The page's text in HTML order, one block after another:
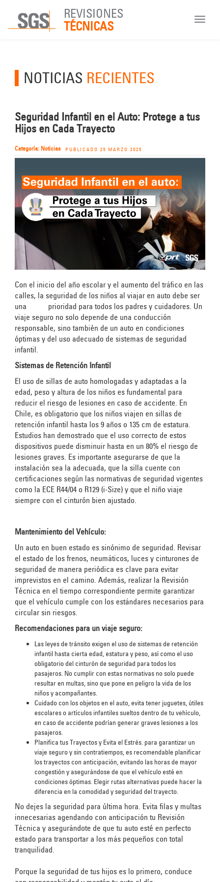
Toggle
REVISIONES
TÉCNICAS
NOTICIAS RECIENTES
Seguridad Infantil en el Auto: Protege a tus
Hijos en Cada Trayecto
Categoría: Noticias PUBLICADO 25 MARZO 2025
Con el inicio del año escolar y el aumento del tráfico en las
calles, la seguridad de los niños al viajar en auto debe ser
una prioridad para todos los padres y cuidadores. Un
viaje seguro no solo depende de una conducción
responsable, sino también de un auto en condiciones
óptimas y del uso adecuado de sistemas de seguridad
infantil.
Sistemas de Retención Infantil
El uso de sillas de auto homologadas y adaptadas a la
edad, peso y altura de los niños es fundamental para
reducir el riesgo de lesiones en caso de accidente. En
Chile, es obligatorio que los niños viajen en sillas de
retención infantil hasta los 9 años o 135 cm de estatura.
Estudios han demostrado que el uso correcto de estos
dispositivos puede disminuir hasta en un 80% el riesgo de
lesiones graves. Es importante asegurarse de que la
instalación sea la adecuada, que la silla cuente con
certificaciones según las normativas de seguridad vigentes
como la ECE R44/04 o R129 (i-Size) y que el niño viaje
siempre con el cinturón bien ajustado.
Mantenimiento del Vehículo:
Un auto en buen estado es sinónimo de seguridad. Revisar
el estado de los frenos, neumáticos, luces y cinturones de
seguridad de manera periódica es clave para evitar
imprevistos en el camino. Además, realizar la Revisión
Técnica en el tiempo correspondiente permite garantizar
que el vehículo cumple con los estándares necesarios para
circular sin riesgos.
Recomendaciones para un viaje seguro:
Las leyes de tránsito exigen el uso de sistemas de retención
infantil hasta cierta edad, estatura y peso, así como el uso
obligatorio del cinturón de seguridad para todos los
pasajeros. No cumplir con estas normativas no solo puede
resultar en multas, sino que pone en peligro la vida de los
niños y acompañantes.
Cuidado con los objetos en el auto, evita tener juguetes, útiles
escolares o artículos infantiles sueltos dentro de tu vehículo,
en caso de accidente podrían generar graves lesiones a los
pasajeros.
Planifica tus Trayectos y Evita el Estrés. para garantizar un
viaje seguro y sin contratiempos, es recomendable planificar
los trayectos con anticipación, evitando las horas de mayor
congestión y asegurándose de que el vehículo esté en
condiciones óptimas. Elegir rutas alternativas puede hacer la
diferencia en la comodidad y seguridad del trayecto.
No dejes la seguridad para última hora. Evita filas y multas
innecesarias agendando con anticipación tu Revisión
Técnica y asegurándote de que tu auto esté en perfecto
estado para transportar a los más pequeños con total
tranquilidad.
Porque la seguridad de tus hijos es lo primero, conduce